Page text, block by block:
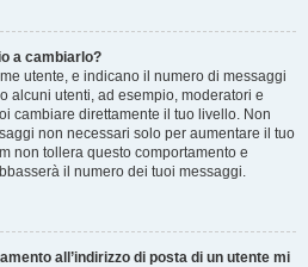
a cambiarlo?
utente, e indicano il numero di messaggi
alcuni utenti, ad esempio, moderatori e
cambiare direttamente il tuo livello. Non
non necessari solo per aumentare il tuo
non tollera questo comportamento e
il numero dei tuoi messaggi.
all’indirizzo di posta di un utente mi